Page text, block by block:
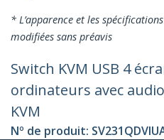
* L’apparence et les
modifiées sans préavis
Switch KVM USB 4
ordinateurs avec
KVM
Nº de produit: